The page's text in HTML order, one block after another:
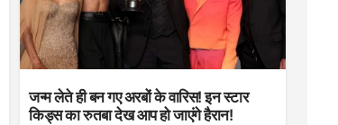
जन्म लेते ही बन गए अरबों के वारिस! इन स्टार
किड्स का रुतबा देख आप हो जाएंगे हैरान!